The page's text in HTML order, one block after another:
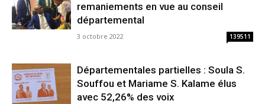
remaniements en vue au conseil
départemental
3 octobre 2022 139511
Départementales partielles : Soula S.
Souffou et Mariame S. Kalame élus
avec 52,26% des voix